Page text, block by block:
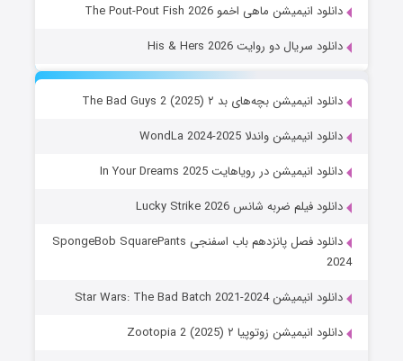
دانلود انیمیشن ماهی اخمو The Pout-Pout Fish 2026
دانلود سریال دو روایت His & Hers 2026
دانلود انیمیشن بچه‌های بد ۲ The Bad Guys 2 (2025)
دانلود انیمیشن واندلا WondLa 2024-2025
دانلود انیمیشن در رویاهایت In Your Dreams 2025
دانلود فیلم ضربه شانس Lucky Strike 2026
دانلود فصل پانزدهم باب اسفنجی SpongeBob SquarePants
2024
دانلود انیمیشن Star Wars: The Bad Batch 2021-2024
دانلود انیمیشن زوتوپیا ۲ Zootopia 2 (2025)